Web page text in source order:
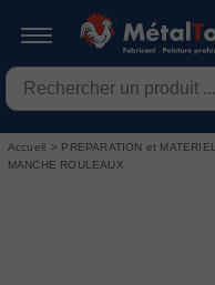
Accueil > PREPARATION et MATERIEL
MANCHE ROULEAUX